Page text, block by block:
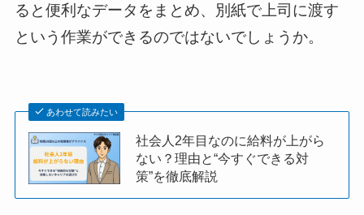
ると便利なデータをまとめ、別紙で上司に渡す
という作業ができるのではないでしょうか。
あわせて読みたい
社会人2年目なのに給料が上がら
ない？理由と“今すぐできる対
策”を徹底解説